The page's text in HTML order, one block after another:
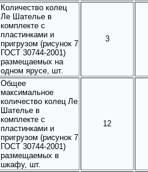
Количество колец
Ле Шателье в
комплекте с
пластинками и
пригрузом (рисунок 7
ГОСТ 30744-2001)
размещаемых на
одном ярусе, шт.
3
Общее
максимальное
количество колец Ле
Шателье в
комплекте с
пластинками и
пригрузом (рисунок 7
ГОСТ 30744-2001)
размещаемых в
шкафу, шт.
12